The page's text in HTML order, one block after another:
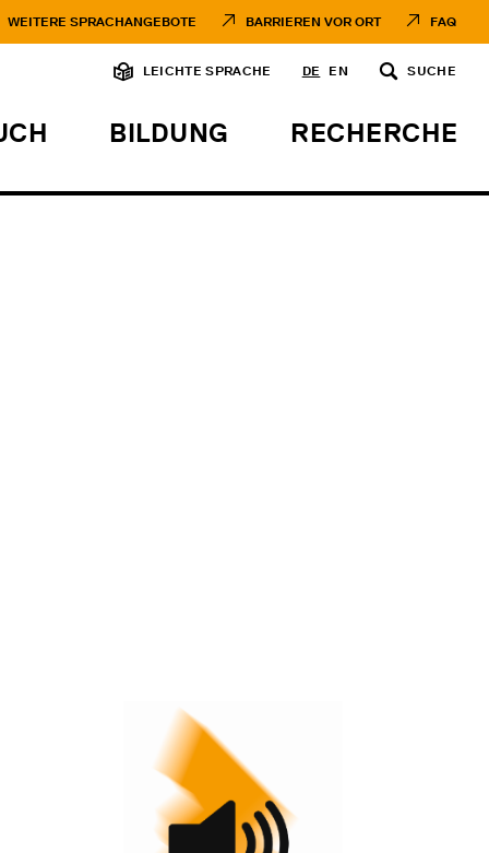
WEITERE SPRACHANGEBOTE BARRIEREN VOR ORT FAQ
LEICHTE SPRACHE DE EN SUCHE
BILDUNG RECHERCHE